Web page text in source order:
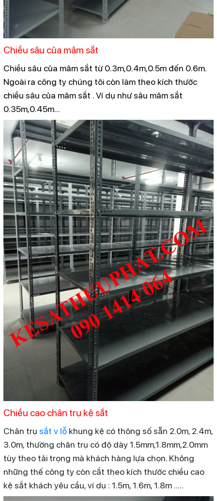
Chiều sâu của mâm sắt
Chiều sâu của mâm sắt từ 0.3m,0.4m,0.5m đến 0.6m.
Ngoài ra công ty chúng tôi còn làm theo kích thước
chiều sâu của mâm sắt . Ví dụ như sâu mâm sắt
0.35m,0.45m...
Chiều cao chân trụ kệ sắt
Chân trụ sắt v lỗkhung kệ có thông số sẵn 2.0m, 2.4m,
3.0m, thường chân trụ có độ dày 1.5mm,1.8mm,2.0mm
tùy theo tải trọng mà khách hàng lựa chọn. Không
những thế công ty còn cắt theo kích thước chiều cao
kệ sắt khách yêu cầu, ví dụ : 1.5m, 1.6m, 1.8m .....